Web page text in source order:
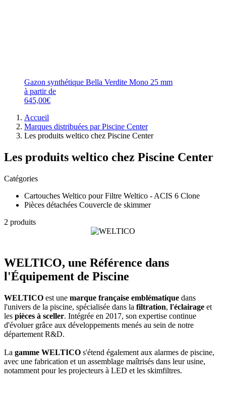
Gazon synthétique Bella Verdite Mono 25 mm
à partir de
645,00€
Accueil
Marques distribuées par Piscine Center
Les produits weltico chez Piscine Center
Les produits weltico chez Piscine Center
Catégories
Cartouches Weltico pour Filtre Weltico - ACIS 6 Clone
Pièces détachées Couvercle de skimmer
2 produits
WELTICO, une Référence dans
l'Équipement de Piscine
WELTICO est une marque française emblématique dans
l'univers de la piscine, spécialisée dans la filtration, l'éclairage et
les pièces à sceller. Intégrée en 2017, son expertise continue
d'évoluer grâce aux développements menés au sein de notre
département R&D.
La gamme WELTICO s'étend également aux alarmes de piscine,
avec une fabrication et un assemblage maîtrisés dans leur usine,
notamment pour les projecteurs à LED et les skimfiltres.